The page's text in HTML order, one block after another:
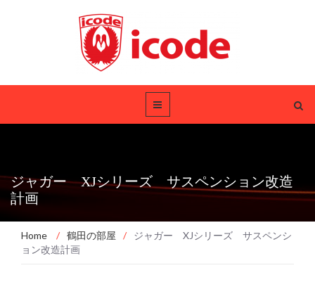
ジャガー XJシリーズ サスペンション改造
計画
Home / 鶴田の部屋 /
ジャガー XJシリーズ サスペンシ
ョン改造計画